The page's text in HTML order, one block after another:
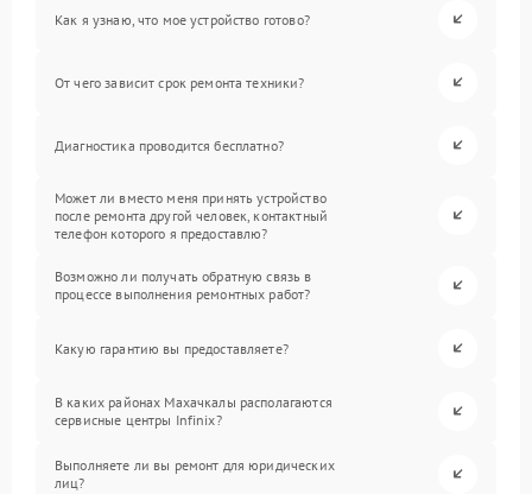
Как я узнаю, что мое устройство готово?
От чего зависит срок ремонта техники?
Диагностика проводится бесплатно?
Может ли вместо меня принять устройство
после ремонта другой человек, контактный
телефон которого я предоставлю?
Возможно ли получать обратную связь в
процессе выполнения ремонтных работ?
Какую гарантию вы предоставляете?
В каких районах Махачкалы располагаются
сервисные центры Infinix?
Выполняете ли вы ремонт для юридических
лиц?